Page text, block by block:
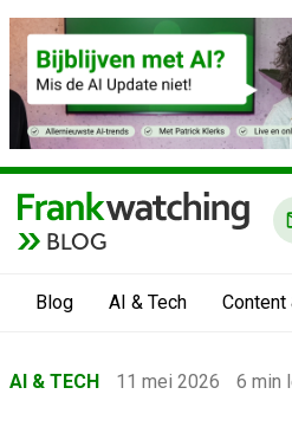
BLOG
Blog AI & Tech Content
›
AI & TECH 11 mei 2026 6 min